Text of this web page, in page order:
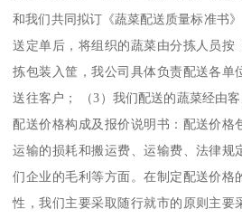
和我们共同拟订《蔬菜配送质量标准书
送定单后，将组织的蔬菜由分拣人员按
拣包装入筐，我公司具体负责配送各单
送往客户； （3）我们配送的蔬菜经由客
配送价格构成及报价说明书：配送价格
运输的损耗和搬运费、运输费、法律规
们企业的毛利等方面。在制定配送价格
性，我们主要采取随行就市的原则主要